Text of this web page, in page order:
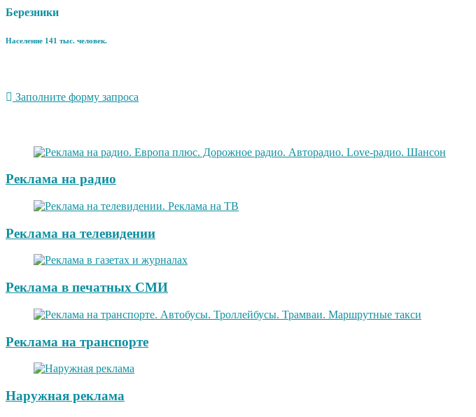
Березники
Население 141 тыс. человек.
Заполните форму запроса
Реклама на радио
Реклама на телевидении
Реклама в печатных СМИ
Реклама на транспорте
Наружная реклама